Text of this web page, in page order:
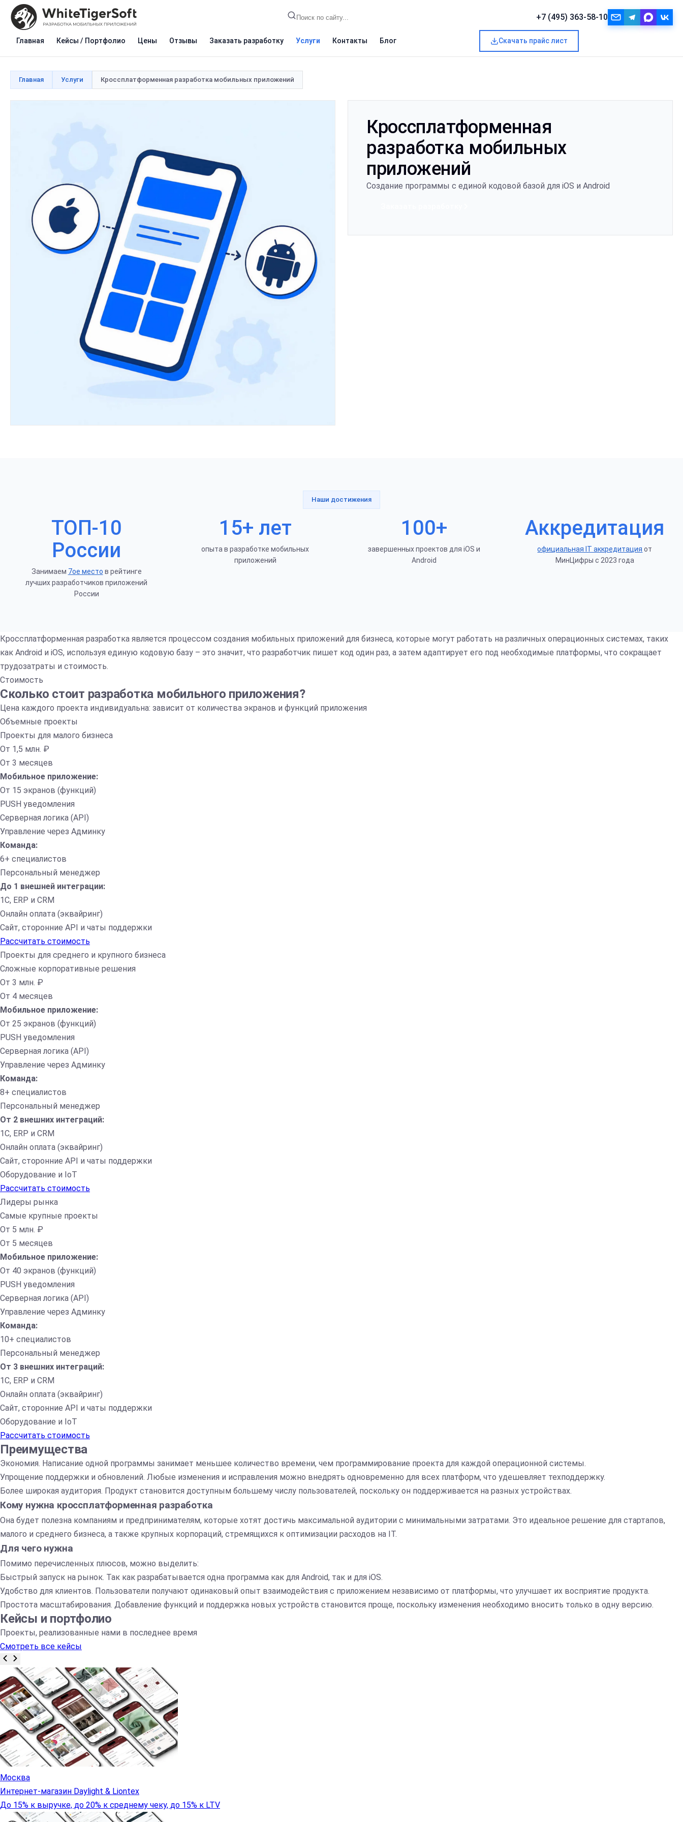
+7 (495) 363-58-10
Главная Кейсы / Портфолио Цены Отзывы Заказать разработку Услуги Контакты Блог Скачать прайс лист
Главная Услуги Кроссплатформенная разработка мобильных приложений
Кроссплатформенная
разработка мобильных
приложений
Создание программы с единой кодовой базой для iOS и Android
Наши достижения
ТОП-10
России
Занимаем 7ое место в рейтинге
лучших разработчиков приложений
России
15+ лет
опыта в разработке мобильных
приложений
100+
завершенных проектов для iOS и
Android
Аккредитация
официальная IT аккредитация от
МинЦифры с 2023 года
Кроссплатформенная разработка является процессом создания мобильных приложений для бизнеса, которые могут работать на различных операционных системах, таких
как Android и iOS, используя единую кодовую базу – это значит, что разработчик пишет код один раз, а затем адаптирует его под необходимые платформы, что сокращает
трудозатраты и стоимость.
Стоимость
Сколько стоит разработка мобильного приложения?
Цена каждого проекта индивидуальна: зависит от количества экранов и функций приложения
Объемные проекты
Проекты для малого бизнеса
От 1,5 млн. ₽
От 3 месяцев
Мобильное приложение:
От 15 экранов (функций)
PUSH уведомления
Серверная логика (API)
Управление через Админку
Команда:
6+ специалистов
Персональный менеджер
До 1 внешней интеграции:
1С, ERP и CRM
Онлайн оплата (эквайринг)
Сайт, сторонние API и чаты поддержки
Рассчитать стоимость
Проекты для среднего и крупного бизнеса
Сложные корпоративные решения
От 3 млн. ₽
От 4 месяцев
Мобильное приложение:
От 25 экранов (функций)
PUSH уведомления
Серверная логика (API)
Управление через Админку
Команда:
8+ специалистов
Персональный менеджер
От 2 внешних интеграций:
1С, ERP и CRM
Онлайн оплата (эквайринг)
Сайт, сторонние API и чаты поддержки
Оборудование и IoT
Рассчитать стоимость
Лидеры рынка
Самые крупные проекты
От 5 млн. ₽
От 5 месяцев
Мобильное приложение:
От 40 экранов (функций)
PUSH уведомления
Серверная логика (API)
Управление через Админку
Команда:
10+ специалистов
Персональный менеджер
От 3 внешних интеграций:
1С, ERP и CRM
Онлайн оплата (эквайринг)
Сайт, сторонние API и чаты поддержки
Оборудование и IoT
Рассчитать стоимость
Преимущества
Экономия. Написание одной программы занимает меньшее количество времени, чем программирование проекта для каждой операционной системы.
Упрощение поддержки и обновлений. Любые изменения и исправления можно внедрять одновременно для всех платформ, что удешевляет техподдержку.
Более широкая аудитория. Продукт становится доступным большему числу пользователей, поскольку он поддерживается на разных устройствах.
Кому нужна кроссплатформенная разработка
Она будет полезна компаниям и предпринимателям, которые хотят достичь максимальной аудитории с минимальными затратами. Это идеальное решение для стартапов,
малого и среднего бизнеса, а также крупных корпораций, стремящихся к оптимизации расходов на IT.
Для чего нужна
Помимо перечисленных плюсов, можно выделить:
Быстрый запуск на рынок. Так как разрабатывается одна программа как для Android, так и для iOS.
Удобство для клиентов. Пользователи получают одинаковый опыт взаимодействия с приложением независимо от платформы, что улучшает их восприятие продукта.
Простота масштабирования. Добавление функций и поддержка новых устройств становится проще, поскольку изменения необходимо вносить только в одну версию.
Кейсы и портфолио
Проекты, реализованные нами в последнее время
Смотреть все кейсы
Москва
Интернет-магазин Daylight & Liontex
До 15% к выручке, до 20% к среднему чеку, до 15% к LTV